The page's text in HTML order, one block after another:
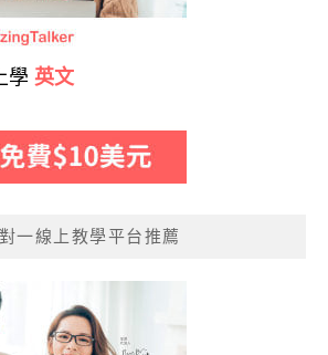
學 英文
一線上教學平台推薦